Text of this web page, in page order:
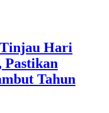
Hari
Pastikan
Tahun